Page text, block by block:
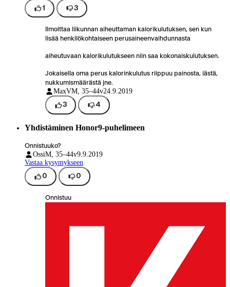
1 3
Ilmoittaa liikunnan aiheuttaman kalorikulutuksen, sen kun
lisää henkilökohtaiseen perusaineenvaihdunnasta
aiheutuvaan kalorikulutukseen niin saa kokonaiskulutuksen.
Jokaisella oma perus kalorinkulutus riippuu painosta, iästä,
nukkumismäärästä jne.
MaxVM, 35–44v24.9.2019
3 4
Yhdistäminen Honor9-puhelimeen
Onnistuuko?
OssiM, 35–44v9.9.2019
Vastaa kysymykseen
0 0
Onnistuu